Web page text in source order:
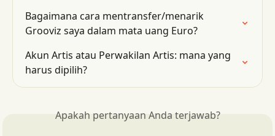
Bagaimana cara mentransfer/menarik
Grooviz saya dalam mata uang Euro?
Akun Artis atau Perwakilan Artis: mana yang
harus dipilih?
Apakah pertanyaan Anda terjawab?